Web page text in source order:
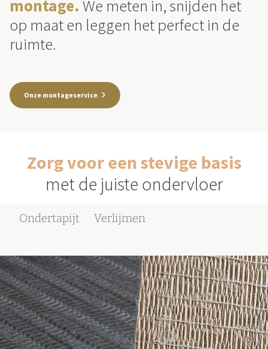
montage. We meten in, snijden het
op maat en leggen het perfect in de
ruimte.
Onze montageservice
Zorg voor een stevige basis
met de juiste ondervloer
Ondertapijt Verlijmen